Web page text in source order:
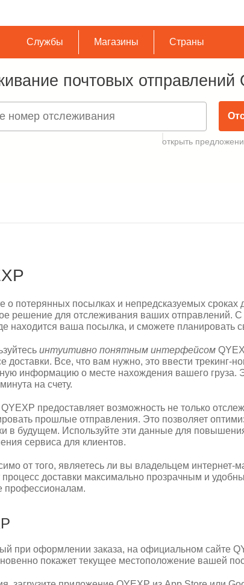
Службы Магазины Страны
почтовых отправлений
открыть
о потерянных посылках и непредсказуемых сроках
решение для отслеживания ваших отправлений.
находится ваша посылка, и сможете планировать
интуитивно понятным интерфейсом
доставки. Все, что вам нужно, это ввести трекинг-
информацию о месте нахождения вашего груза.
на счету.
предоставляет возможность не только
прошлые отправления. Это позволяет
в будущем. Используйте эти данные для
сервиса для клиентов.
от того, являетесь ли вы владельцем интернет-
процесс доставки максимально прозрачным и
профессионалам.
при оформлении заказа, на официальном сайте
покажет текущее местоположение вашей